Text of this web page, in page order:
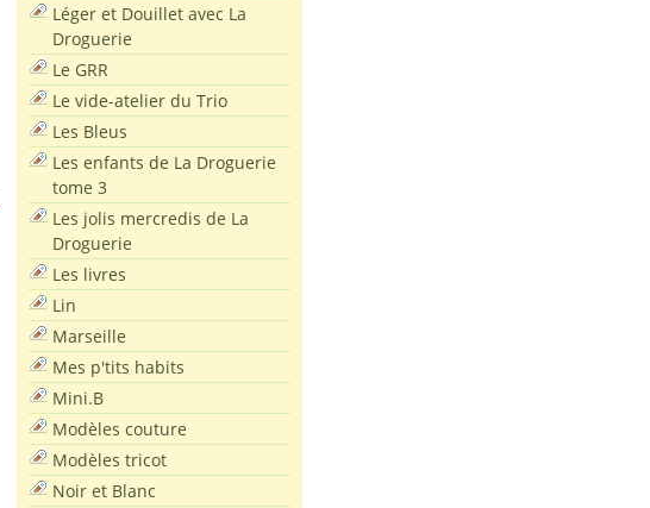
Léger et Douillet avec La
Droguerie
Le GRR
Le vide-atelier du Trio
Les Bleus
Les enfants de La Droguerie
tome 3
Les jolis mercredis de La
Droguerie
Les livres
Lin
Marseille
Mes p'tits habits
Mini.B
Modèles couture
Modèles tricot
Noir et Blanc